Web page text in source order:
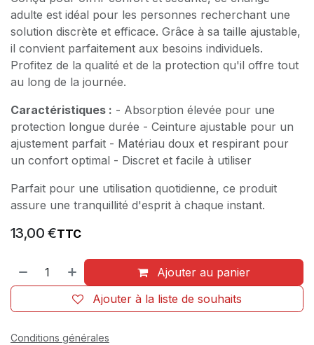
adulte est idéal pour les personnes recherchant une
solution discrète et efficace. Grâce à sa taille ajustable,
il convient parfaitement aux besoins individuels.
Profitez de la qualité et de la protection qu'il offre tout
au long de la journée.
Caractéristiques : - Absorption élevée pour une
protection longue durée - Ceinture ajustable pour un
ajustement parfait - Matériau doux et respirant pour
un confort optimal - Discret et facile à utiliser
Parfait pour une utilisation quotidienne, ce produit
assure une tranquillité d'esprit à chaque instant.
13,00 €TTC
Ajouter au panier
Ajouter à la liste de souhaits
Conditions générales